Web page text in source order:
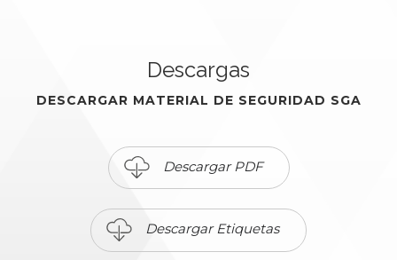
Descargas
DESCARGAR MATERIAL DE SEGURIDAD SGA
Descargar PDF
Descargar Etiquetas